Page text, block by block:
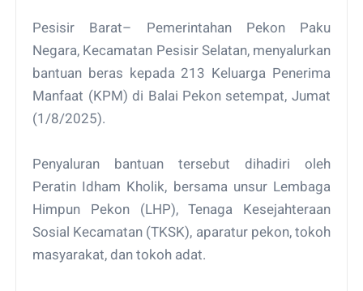
Pesisir Barat– Pemerintahan Pekon Paku
Negara, Kecamatan Pesisir Selatan, menyalurkan
bantuan beras kepada 213 Keluarga Penerima
Manfaat (KPM) di Balai Pekon setempat, Jumat
(1/8/2025).
Penyaluran bantuan tersebut dihadiri oleh
Peratin Idham Kholik, bersama unsur Lembaga
Himpun Pekon (LHP), Tenaga Kesejahteraan
Sosial Kecamatan (TKSK), aparatur pekon, tokoh
masyarakat, dan tokoh adat.